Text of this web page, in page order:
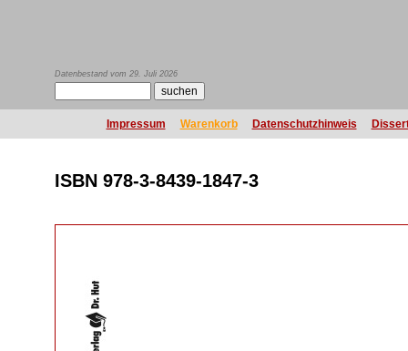
Datenbestand vom 29. Juli 2026
Impressum Warenkorb Datenschutzhinweis
ISBN 978-3-8439-1847-3